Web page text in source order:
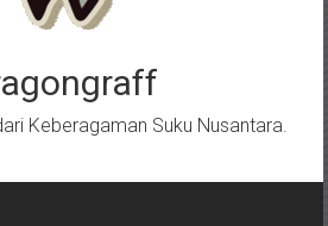
Keberagaman Suku Nusantara.